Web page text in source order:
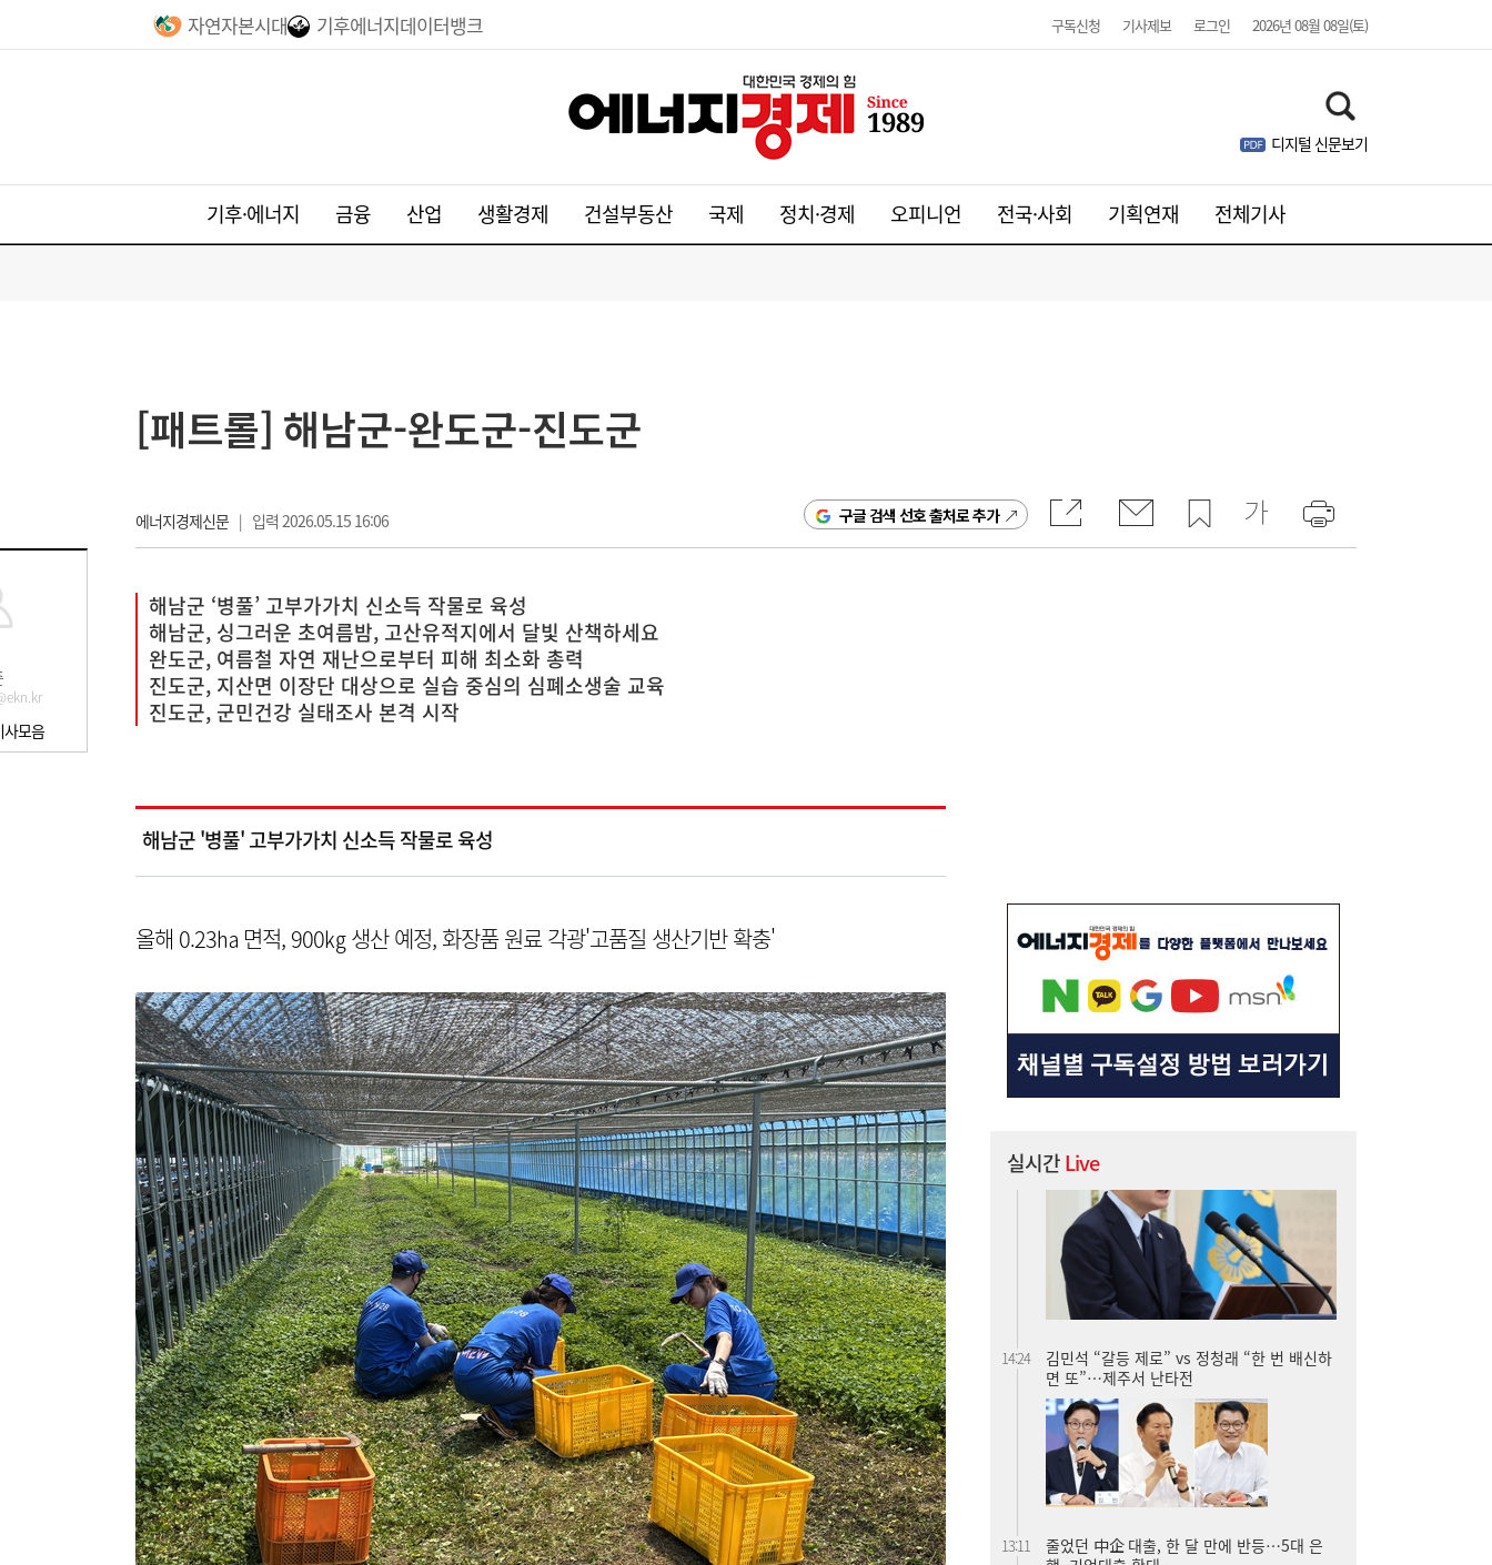
자연자본시대 기후에너지데이터뱅크 구독신청 기사제보 로그인 2026년 08월 08일(토)
디지털 신문보기
기후·에너지 금융 산업 생활경제 건설부동산 국제 정치·경제 오피니언 전국·사회 기획연재 전체기사
사모음
[패트롤] 해남군-완도군-진도군
에너지경제신문| 입력 2026.05.15 16:06 구글 검색 선호 출처로 추가
해남군 ‘병풀’ 고부가가치 신소득 작물로 육성
해남군, 싱그러운 초여름밤, 고산유적지에서 달빛 산책하세요
완도군, 여름철 자연 재난으로부터 피해 최소화 총력
진도군, 지산면 이장단 대상으로 실습 중심의 심폐소생술 교육
진도군, 군민건강 실태조사 본격 시작
해남군 '병풀' 고부가가치 신소득 작물로 육성
올해 0.23㏊ 면적, 900㎏ 생산 예정, 화장품 원료 각광'고품질 생산기반 확충'
실시간Live
16:03
李대통령, ISA·‘주가 누르기 방지법’ 재검토
지시…여야 엇갈린 반응
김민석 “갈등 제로” vs 정청래 “한 번 배신하
면 또”…제주서 난타전
줄었던 中企 대출, 한 달 만에 반등…5대 은
행, 기업대출 확대